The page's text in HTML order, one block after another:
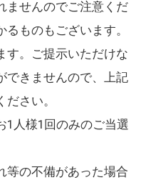
ませんのでご注意くだ
ものもございます。
す。ご提示いただけな
できませんので、上記
さい。
1人様1回のみのご当選
等の不備があった場合